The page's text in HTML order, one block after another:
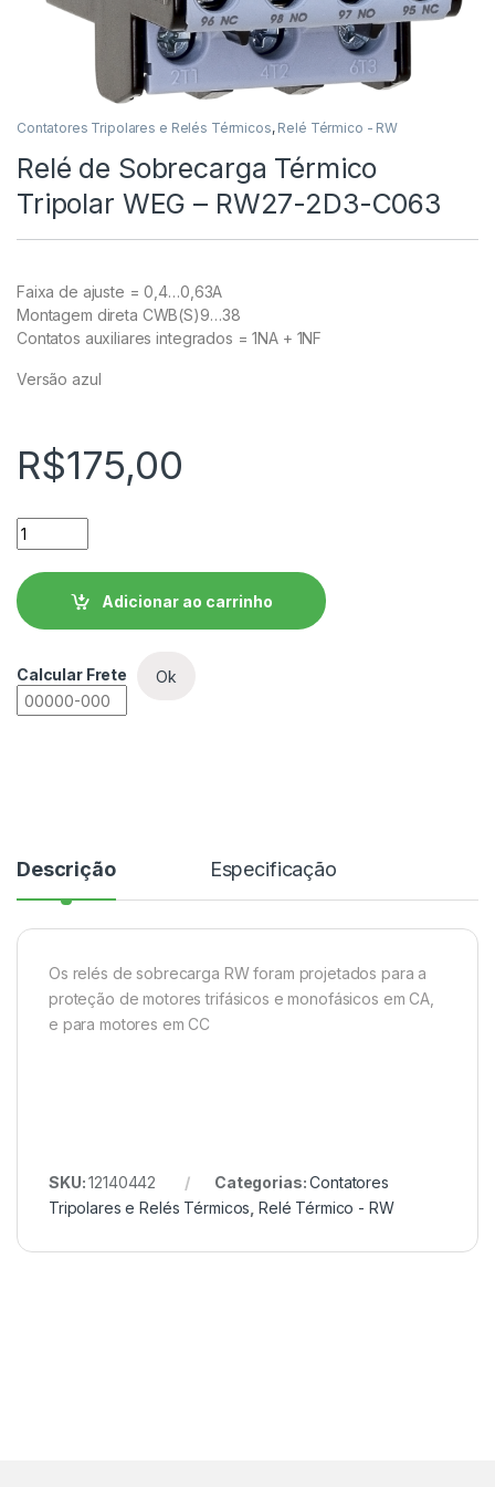
Contatores Tripolares e Relés Térmicos, Relé Térmico - RW
Relé de Sobrecarga Térmico
Tripolar WEG – RW27-2D3-C063
Faixa de ajuste = 0,4…0,63A
Montagem direta CWB(S)9…38
Contatos auxiliares integrados = 1NA + 1NF
Versão azul
R$175,00
Relé de Sobrecarga Térmico Tripolar WEG - RW27-2D3-
Adicionar ao carrinho
Calcular Frete Ok
Descrição Especificação
Os relés de sobrecarga RW foram projetados para a
proteção de motores trifásicos e monofásicos em CA,
e para motores em CC
SKU:12140442 Categorias:Contatores
Tripolares e Relés Térmicos Relé Térmico - RW